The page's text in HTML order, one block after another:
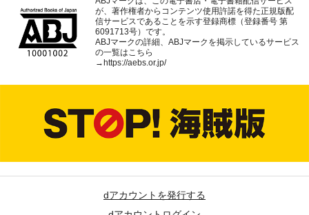
が、著作権者からコンテンツ使用許諾を得た正規版配
信サービスであることを示す登録商標（登録番号 第
6091713号）です。
ABJマークの詳細、ABJマークを掲示しているサービス
の一覧はこちら
→ https://aebs.or.jp/
dアカウントを発行する